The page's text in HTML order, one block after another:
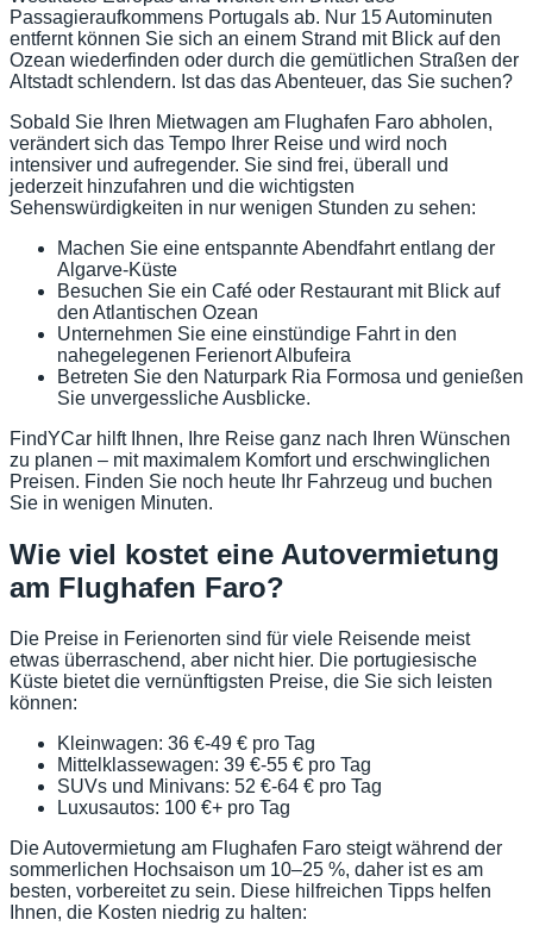
Passagieraufkommens Portugals ab. Nur 15 Autominuten
entfernt können Sie sich an einem Strand mit Blick auf den
Ozean wiederfinden oder durch die gemütlichen Straßen der
Altstadt schlendern. Ist das das Abenteuer, das Sie suchen?
Sobald Sie Ihren Mietwagen am Flughafen Faro abholen,
verändert sich das Tempo Ihrer Reise und wird noch
intensiver und aufregender. Sie sind frei, überall und
jederzeit hinzufahren und die wichtigsten
Sehenswürdigkeiten in nur wenigen Stunden zu sehen:
Machen Sie eine entspannte Abendfahrt entlang der
Algarve-Küste
Besuchen Sie ein Café oder Restaurant mit Blick auf
den Atlantischen Ozean
Unternehmen Sie eine einstündige Fahrt in den
nahegelegenen Ferienort Albufeira
Betreten Sie den Naturpark Ria Formosa und genießen
Sie unvergessliche Ausblicke.
FindYCar hilft Ihnen, Ihre Reise ganz nach Ihren Wünschen
zu planen – mit maximalem Komfort und erschwinglichen
Preisen. Finden Sie noch heute Ihr Fahrzeug und buchen
Sie in wenigen Minuten.
Wie viel kostet eine Autovermietung
am Flughafen Faro?
Die Preise in Ferienorten sind für viele Reisende meist
etwas überraschend, aber nicht hier. Die portugiesische
Küste bietet die vernünftigsten Preise, die Sie sich leisten
können:
Kleinwagen: 36 €-49 € pro Tag
Mittelklassewagen: 39 €-55 € pro Tag
SUVs und Minivans: 52 €-64 € pro Tag
Luxusautos: 100 €+ pro Tag
Die Autovermietung am Flughafen Faro steigt während der
sommerlichen Hochsaison um 10–25 %, daher ist es am
besten, vorbereitet zu sein. Diese hilfreichen Tipps helfen
Ihnen, die Kosten niedrig zu halten: